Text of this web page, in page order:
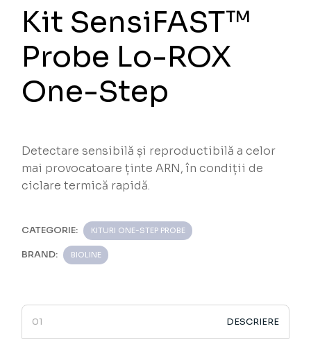
Kit SensiFAST™
Probe Lo-ROX
One-Step
Detectare sensibilă și reproductibilă a celor
mai provocatoare ținte ARN, în condiții de
ciclare termică rapidă.
CATEGORIE: KITURI ONE-STEP PROBE
BRAND: BIOLINE
DESCRIERE